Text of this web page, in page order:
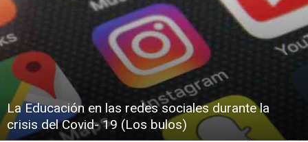
La Educación en las redes sociales durante la
crisis del Covid- 19 (Los bulos)